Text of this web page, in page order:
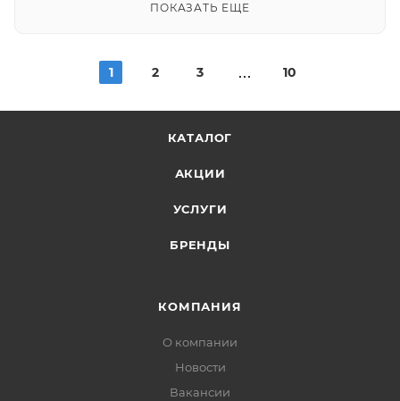
ПОКАЗАТЬ ЕЩЕ
1 2 3 10
КАТАЛОГ
АКЦИИ
УСЛУГИ
БРЕНДЫ
КОМПАНИЯ
О компании
Новости
Вакансии